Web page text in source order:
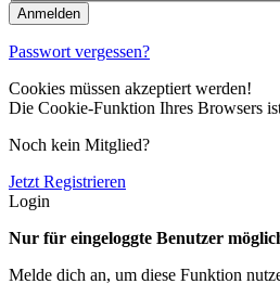
Passwort vergessen?
Cookies müssen akzeptiert werden!
Die Cookie-Funktion Ihres Browsers
Noch kein Mitglied?
Jetzt Registrieren
Login
Nur für eingeloggte Benutzer
Melde dich an, um diese Funktion